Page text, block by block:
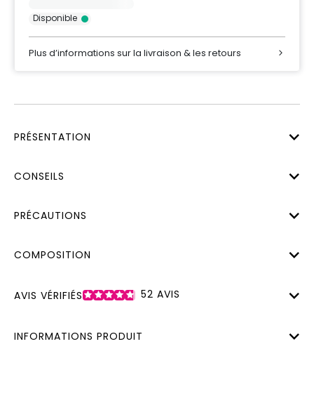
Disponible
Plus d’informations sur la livraison & les retours
PRÉSENTATION
CONSEILS
PRÉCAUTIONS
COMPOSITION
AVIS VÉRIFIÉS 52 AVIS
INFORMATIONS PRODUIT